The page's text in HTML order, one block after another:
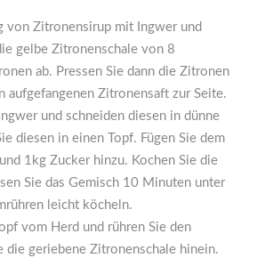
von Zitronensirup mit Ingwer und
gelbe Zitronenschale von 8
ab. Pressen Sie dann die Zitronen
aufgefangenen Zitronensaft zur Seite.
und schneiden diesen in dünne
diesen in einen Topf. Fügen Sie dem
1kg Zucker hinzu. Kochen Sie die
Sie das Gemisch 10 Minuten unter
leicht köcheln.
vom Herd und rühren Sie den
geriebene Zitronenschale hinein.